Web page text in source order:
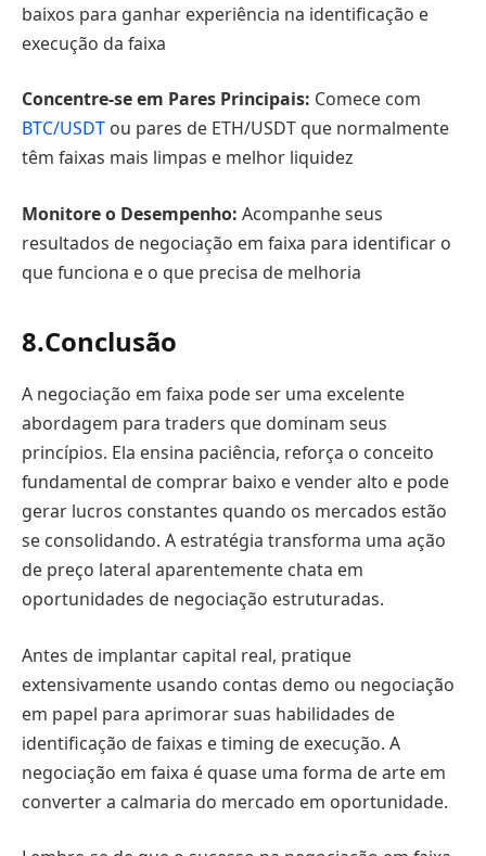
baixos para ganhar experiência na identificação e
execução da faixa
Concentre-se em Pares Principais: Comece com
BTC/USDT ou pares de ETH/USDT que normalmente
têm faixas mais limpas e melhor liquidez
Monitore o Desempenho: Acompanhe seus
resultados de negociação em faixa para identificar o
que funciona e o que precisa de melhoria
8.Conclusão
A negociação em faixa pode ser uma excelente
abordagem para traders que dominam seus
princípios. Ela ensina paciência, reforça o conceito
fundamental de comprar baixo e vender alto e pode
gerar lucros constantes quando os mercados estão
se consolidando. A estratégia transforma uma ação
de preço lateral aparentemente chata em
oportunidades de negociação estruturadas.
Antes de implantar capital real, pratique
extensivamente usando contas demo ou negociação
em papel para aprimorar suas habilidades de
identificação de faixas e timing de execução. A
negociação em faixa é quase uma forma de arte em
converter a calmaria do mercado em oportunidade.